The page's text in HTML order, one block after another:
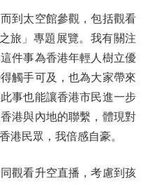
太空館參觀，包括觀看
旅」專題展覽。我有關注
件事為香港年輕人樹立優
觸手可及，也為大家帶來
事也能讓香港市民進一步
港與內地的聯繫，體現對
港民眾，我倍感自豪。
看升空直播，考慮到孩